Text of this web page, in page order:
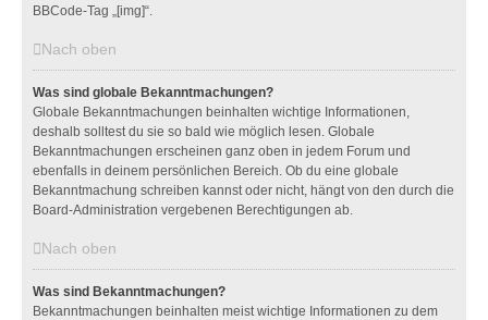
BBCode-Tag „[img]“.
Nach oben
Was sind globale Bekanntmachungen?
Globale Bekanntmachungen beinhalten wichtige Informationen,
deshalb solltest du sie so bald wie möglich lesen. Globale
Bekanntmachungen erscheinen ganz oben in jedem Forum und
ebenfalls in deinem persönlichen Bereich. Ob du eine globale
Bekanntmachung schreiben kannst oder nicht, hängt von den durch die
Board-Administration vergebenen Berechtigungen ab.
Nach oben
Was sind Bekanntmachungen?
Bekanntmachungen beinhalten meist wichtige Informationen zu dem